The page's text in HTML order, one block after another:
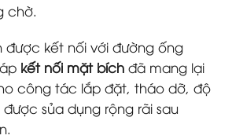
chờ.
được kết nối với đường ống
kết nối mặt bích đã mang lại
công tác lắp đặt, tháo dỡ, độ
sủa dụng rộng rãi sau